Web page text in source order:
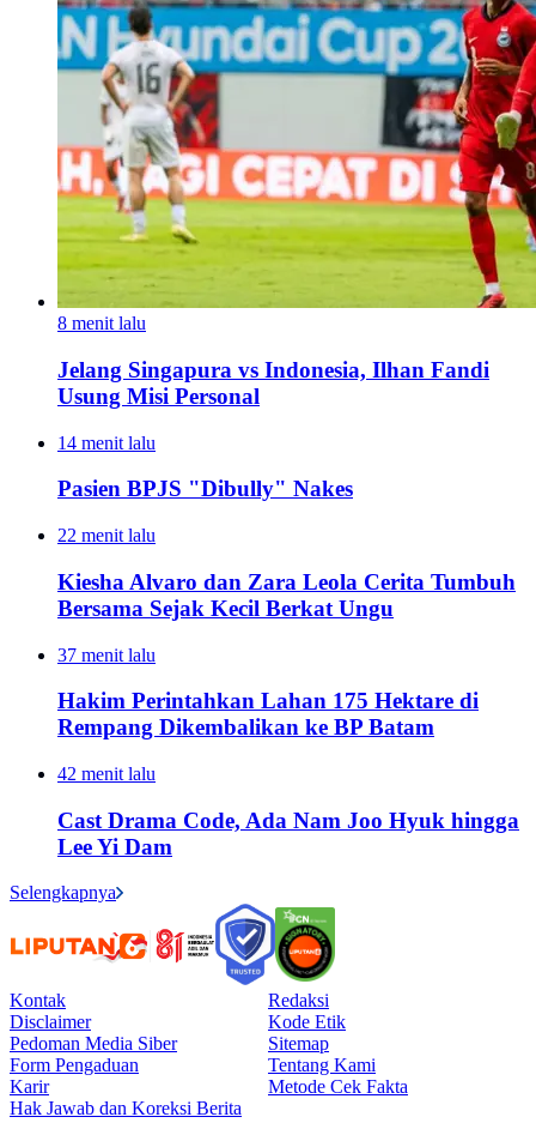
8 menit lalu
Jelang Singapura vs Indonesia, Ilhan Fandi
Usung Misi Personal
14 menit lalu
Pasien BPJS "Dibully" Nakes
22 menit lalu
Kiesha Alvaro dan Zara Leola Cerita Tumbuh
Bersama Sejak Kecil Berkat Ungu
37 menit lalu
Hakim Perintahkan Lahan 175 Hektare di
Rempang Dikembalikan ke BP Batam
42 menit lalu
Cast Drama Code, Ada Nam Joo Hyuk hingga
Lee Yi Dam
Selengkapnya
Kontak
Redaksi
Disclaimer
Kode Etik
Pedoman Media Siber
Sitemap
Form Pengaduan
Tentang Kami
Karir
Metode Cek Fakta
Hak Jawab dan Koreksi Berita